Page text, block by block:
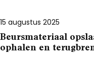
15 augustus 2025
Beursmateriaal
ophalen en